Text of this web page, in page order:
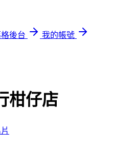
後台
我的帳號
柑仔店